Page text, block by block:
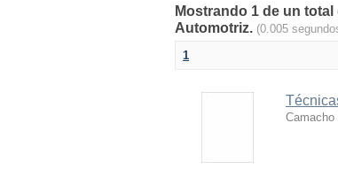
Mostrando 1 de un
Automotriz. (0.005
1
Camacho